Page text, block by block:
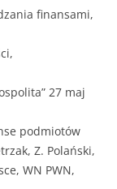
finansami,
27 maj
podmiotów
Z. Polański,
WN PWN,